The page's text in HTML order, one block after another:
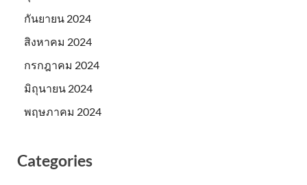
กันยายน 2024
สิงหาคม 2024
กรกฎาคม 2024
มิถุนายน 2024
พฤษภาคม 2024
Categories